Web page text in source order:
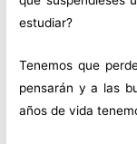
estudiar?
Tenemos que
pensarán y a las
años de vida